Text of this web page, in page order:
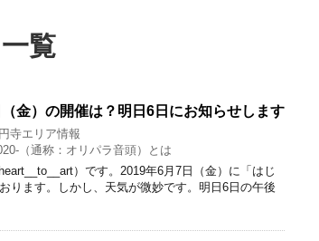
覧
金）の開催は？明日6日にお知らせします
寺エリア情報
（通称：オリパラ音頭）とは
）です。2019年6月7日（金）に「はじ
ります。しかし、天気が微妙です。明日6日の午後